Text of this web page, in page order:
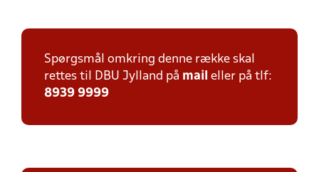
Spørgsmål omkring denne række skal
rettes til DBU Jylland på mail eller på tlf:
8939 9999